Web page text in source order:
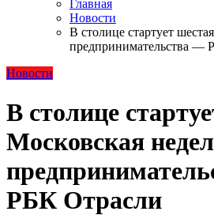
Главная
Новости
В столице стартует
предпринимательства —
Новости
В столице
Московская
РБК Отрасли